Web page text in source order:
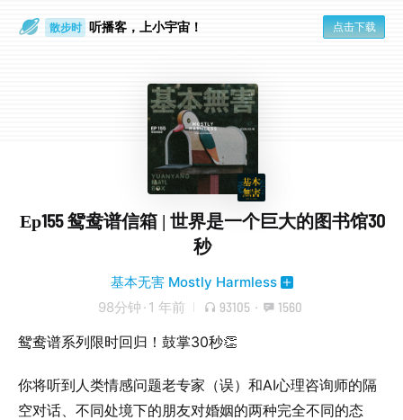
散步时 听播客，上小宇宙！ 点击下载
Ep155 鸳鸯谱信箱 | 世界是一个巨大的图书馆30
秒
基本无害 Mostly Harmless
98分钟 · 1 年前 93105 · 1560
鸳鸯谱系列限时回归！鼓掌30秒👏
你将听到人类情感问题老专家（误）和AI心理咨询师的隔
空对话、不同处境下的朋友对婚姻的两种完全不同的态